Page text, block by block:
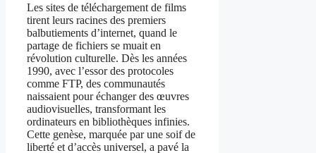
Les sites de téléchargement de films
tirent leurs racines des premiers
balbutiements d’internet, quand le
partage de fichiers se muait en
révolution culturelle. Dès les années
1990, avec l’essor des protocoles
comme FTP, des communautés
naissaient pour échanger des œuvres
audiovisuelles, transformant les
ordinateurs en bibliothèques infinies.
Cette genèse, marquée par une soif de
liberté et d’accès universel, a pavé la